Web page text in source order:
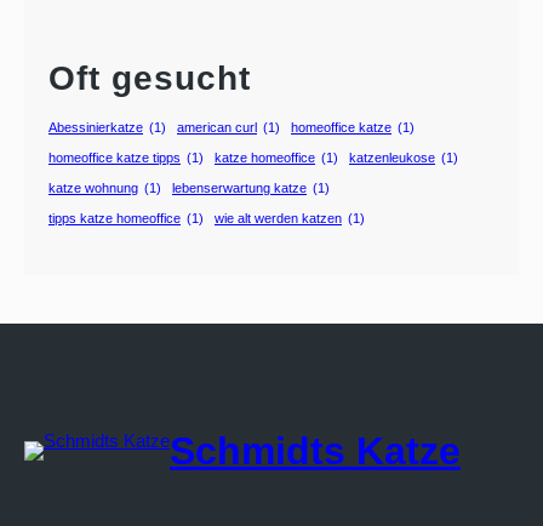
Oft gesucht
Abessinierkatze (1) american curl (1) homeoffice katze (1)
homeoffice katze tipps (1) katze homeoffice (1) katzenleukose (1)
katze wohnung (1) lebenserwartung katze (1)
tipps katze homeoffice (1) wie alt werden katzen (1)
Schmidts Katze